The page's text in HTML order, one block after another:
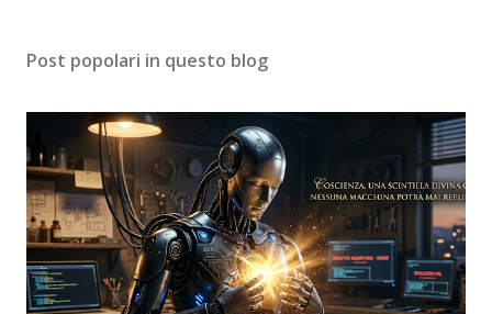
Post popolari in questo blog